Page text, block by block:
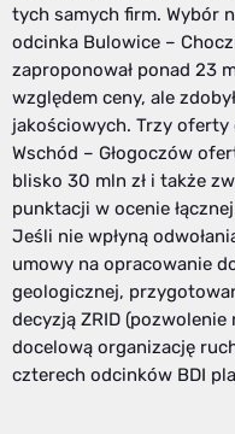
tych samych firm. Wybór
odcinka Bulowice –
zaproponował ponad 23
względem ceny, ale
jakościowych. Trzy oferty
Wschód – Głogoczów
blisko 30 mln zł i także
punktacji w ocenie
Jeśli nie wpłyną
umowy na opracowanie
geologicznej,
decyzją ZRID
docelową organizację
czterech odcinków BDI